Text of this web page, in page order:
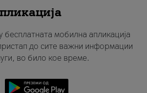
бесплатната мобилна апликација
до сите важни информации
во било кое време.